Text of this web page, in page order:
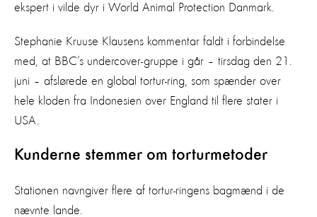
ekspert i vilde dyr i World Animal Protection Danmark.
Stephanie Kruuse Klausens kommentar faldt i forbindelse
med, at BBC’s undercover-gruppe i går – tirsdag den 21.
juni – afslørede en global tortur-ring, som spænder over
hele kloden fra Indonesien over England til flere stater i
USA.
Kunderne stemmer om torturmetoder
Stationen navngiver flere af tortur-ringens bagmænd i de
nævnte lande.